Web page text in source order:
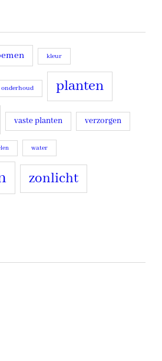
kleur
onderhoud planten
vaste planten verzorgen
water
zonlicht